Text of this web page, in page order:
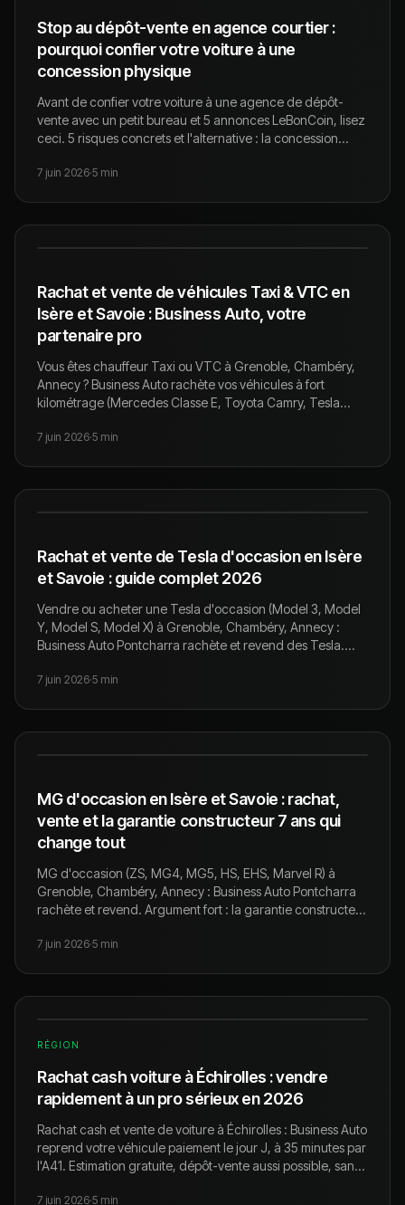
Stop au dépôt-vente en agence courtier :
pourquoi confier votre voiture à une
concession physique
Avant de confier votre voiture à une agence de dépôt-
vente avec un petit bureau et 5 annonces LeBonCoin, lisez
ceci. 5 risques concrets et l'alternative : la concession
7 juin 2026·5 min
Rachat et vente de véhicules Taxi & VTC en
Isère et Savoie : Business Auto, votre
partenaire pro
Vous êtes chauffeur Taxi ou VTC à Grenoble, Chambéry,
Annecy ? Business Auto rachète vos véhicules à fort
kilométrage (Mercedes Classe E, Toyota Camry, Tesla
véhicules adaptés à l'activité.
7 juin 2026·5 min
Rachat et vente de Tesla d'occasion en Isère
et Savoie : guide complet 2026
Vendre ou acheter une Tesla d'occasion (Model 3, Model
Y, Model S, Model X) à Grenoble, Chambéry, Annecy :
Business Auto Pontcharra rachète et revend des Tesla.
7 juin 2026·5 min
MG d'occasion en Isère et Savoie : rachat,
vente et la garantie constructeur 7 ans qui
change tout
MG d'occasion (ZS, MG4, MG5, HS, EHS, Marvel R) à
Grenoble, Chambéry, Annecy : Business Auto Pontcharra
rachète et revend. Argument fort : la garantie constructeur
7 juin 2026·5 min
RÉGION
Rachat cash voiture à Échirolles : vendre
rapidement à un pro sérieux en 2026
Rachat cash et vente de voiture à Échirolles : Business Auto
reprend votre véhicule paiement le jour J, à 35 minutes par
l'A41. Estimation gratuite, dépôt-vente aussi possible, sans
7 juin 2026·5 min